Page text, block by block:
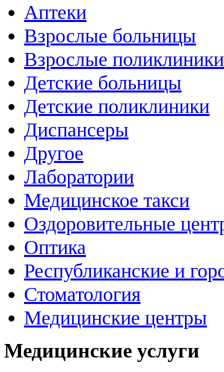
Аптеки
Взрослые больницы
Взрослые поликлиники
Детские больницы
Детские поликлиники
Диспансеры
Другое
Лаборатории
Медицинское такси
Оздоровительные
Оптика
Республиканские и
Стоматология
Медицинские центры
Медицинские услуги